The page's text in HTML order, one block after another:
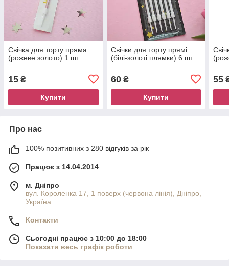
Свічка для торту пряма
(рожеве золото) 1 шт.
15 ₴
Купити
Свічки для торту прямі
(білі-золоті плямки) 6 шт.
60₴
Купити
55
Про нас
100% позитивних з 280 відгуків за рік
Працює з 14.04.2014
м. Дніпро
вул. Короленка 17, 1 поверх (червона лінія), Дніпро,
Україна
Контакти
Сьогодні працює з 10:00 до 18:00
Показати весь графік роботи